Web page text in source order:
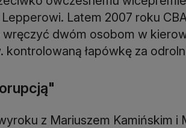
Latem 2007 roku
dwóm osobom w
łapówkę za
z Mariuszem Kamińskim i